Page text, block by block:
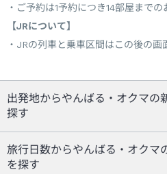
ご予約は1予約につき14部屋までの
【JRについて】
JRの列車と乗車区間はこの後の画
出発地からやんばる・オクマの
探す
旅行日数からやんばる・オクマ
を探す